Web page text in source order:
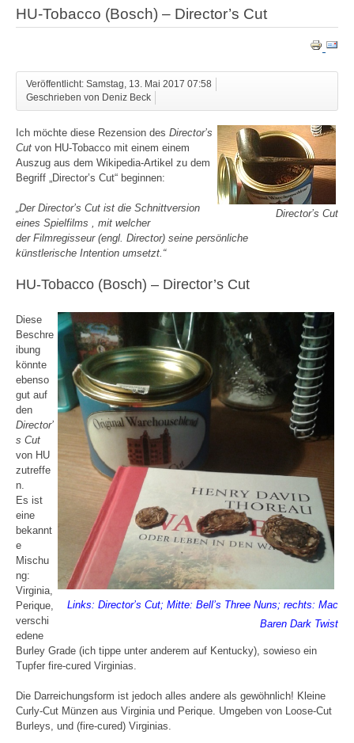
HU-Tobacco (Bosch) – Director’s Cut
Veröffentlicht: Samstag, 13. Mai 2017 07:58
Geschrieben von Deniz Beck
Director’s Cut
Ich möchte diese Rezension des Director’s
Cut von HU-Tobacco mit einem einem
Auszug aus dem Wikipedia-Artikel zu dem
Begriff „Director’s Cut“ beginnen:
„Der Director’s Cut ist die Schnittversion
eines Spielfilms , mit welcher
der Filmregisseur (engl. Director) seine persönliche
künstlerische Intention umsetzt.“
HU-Tobacco (Bosch) – Director’s Cut
Links: Director’s Cut; Mitte: Bell’s Three Nuns; rechts: Mac
Baren Dark Twist
Diese
Beschre
ibung
könnte
ebenso
gut auf
den
Director’
s Cut
von HU
zutreffe
n.
Es ist
eine
bekannt
e
Mischu
ng:
Virginia,
Perique,
verschi
edene
Burley Grade (ich tippe unter anderem auf Kentucky), sowieso ein
Tupfer fire-cured Virginias.
Die Darreichungsform ist jedoch alles andere als gewöhnlich! Kleine
Curly-Cut Münzen aus Virginia und Perique. Umgeben von Loose-Cut
Burleys, und (fire-cured) Virginias.